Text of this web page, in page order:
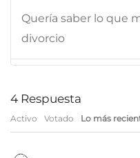
Quería saber lo que
divorcio
4 Respuesta
Activo Votado Lo más